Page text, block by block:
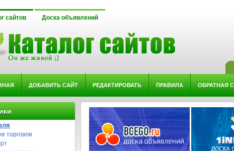
сайтов Доска объявлений
ДОБАВИТЬ САЙТ РЕДАКТИРОВАТЬ ПРАВИЛА ОБРАТНАЯ
торговля